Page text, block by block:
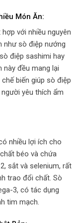
Món Ăn:
với nhiều nguyên
như sò điệp nướng
điệp sashimi hay
này đều mang lại
biến giúp sò điệp
yêu thích ẩm
nhiều lợi ích cho
béo và chứa
sắt và selenium, rất
trao đổi chất. Sò
3, có tác dụng
tim mạch.